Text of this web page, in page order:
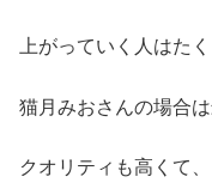
上がっていく人はたく
猫月みおさんの場合
クオリティも高くて